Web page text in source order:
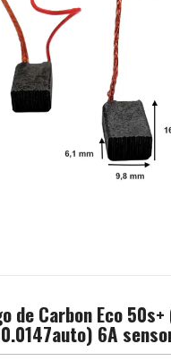
de Carbon Eco
6A